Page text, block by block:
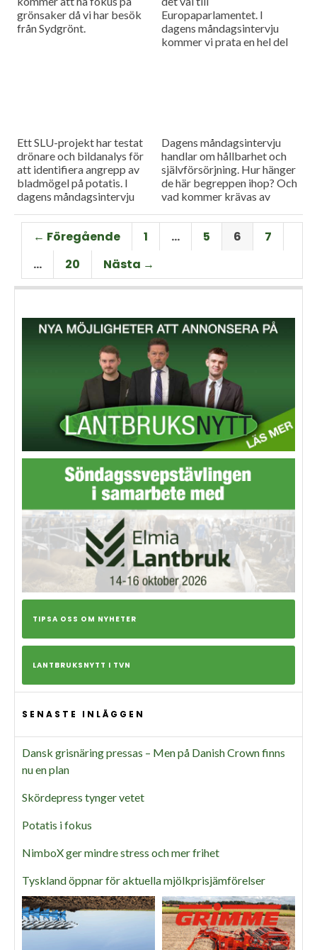
grönsaker då vi har besök
från Sydgrönt.
Europaparlamentet. I
dagens måndagsintervju
kommer vi prata en hel del
Ett SLU-projekt har testat
drönare och bildanalys för
att identifiera angrepp av
bladmögel på potatis. I
dagens måndagsintervju
Alexandersson hur metoden
fungerar.
Dagens måndagsintervju
handlar om hållbarhet och
självförsörjning. Hur hänger
de här begreppen ihop? Och
vad kommer krävas av
Dagens gäst heter Georg
Carlsson och är forskare på
SLU, Alnarp.
← Föregående 1 … 5 6
7
…
20 Nästa →
TIPSA OSS OM NYHETER
LANTBRUKSNYTT I TVN
SENASTE INLÄGGEN
Dansk grisnäring pressas – Men på Danish Crown finns
nu en plan
Skördepress tynger vetet
Potatis i fokus
NimboX ger mindre stress och mer frihet
Tyskland öppnar för aktuella mjölkprisjämförelser